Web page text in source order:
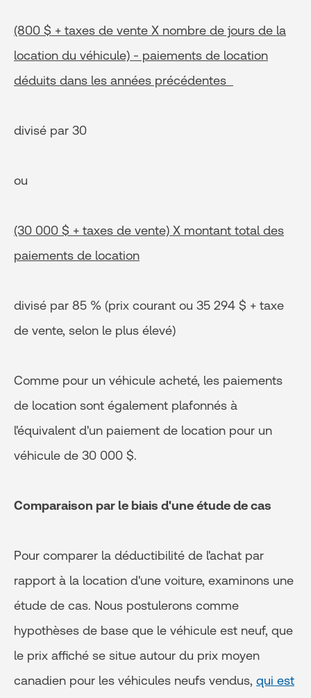
(800 $ + taxes de vente X nombre de jours de la
location du véhicule) - paiements de location
déduits dans les années précédentes
divisé par 30
ou
(30 000 $ + taxes de vente) X montant total des
paiements de location
divisé par 85 % (prix courant ou 35 294 $ + taxe
de vente, selon le plus élevé)
Comme pour un véhicule acheté, les paiements
de location sont également plafonnés à
l'équivalent d'un paiement de location pour un
véhicule de 30 000 $.
Comparaison par le biais d'une étude de cas
Pour comparer la déductibilité de l'achat par
rapport à la location d'une voiture, examinons une
étude de cas. Nous postulerons comme
hypothèses de base que le véhicule est neuf, que
le prix affiché se situe autour du prix moyen
canadien pour les véhicules neufs vendus, qui est